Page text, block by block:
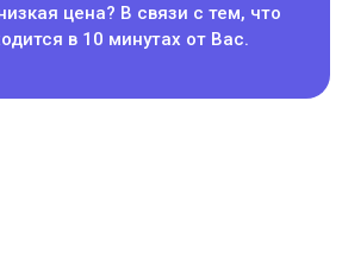
цена? В связи с тем, что
в 10 минутах от Вас.